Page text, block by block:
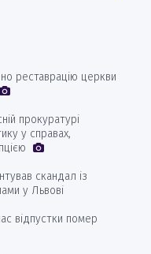
реставрацію церкви
прокуратурі
у справах,
скандал із
у Львові
відпустки помер